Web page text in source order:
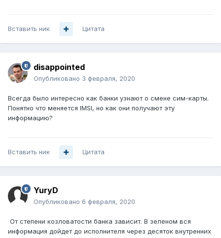
Вставить ник Цитата
disappointed
Опубликовано 3 февраля, 2020
Всегда было интересно как банки узнают о смене сим-карты.
Понятно что меняется IMSI, но как они получают эту
информацию?
Вставить ник Цитата
YuryD
Опубликовано 6 февраля, 2020
От степени козловатости банка зависит. В зеленом вся
информация дойдет до исполнителя через десяток внутренних